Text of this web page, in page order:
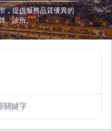
，提供服務品質優異的
、診所。
關鍵字